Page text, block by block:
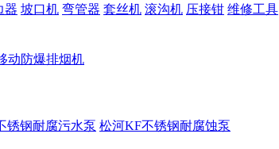
器 坡口机 弯管器 套丝机 滚沟机 压接钳 维修工具
动防爆排烟机
锈钢耐腐污水泵 松河KF不锈钢耐腐蚀泵